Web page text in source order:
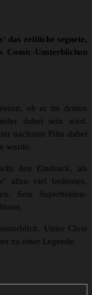
das zeitliche segnete,
Comic-Unsterblichen
ob er im dritten
dabei sein wird.
nächsten Film dabei
wurde.
den Eindruck, als
allzu viel bedeuten,
Sein Superhelden-
Unter Chris
zu einer Legende.